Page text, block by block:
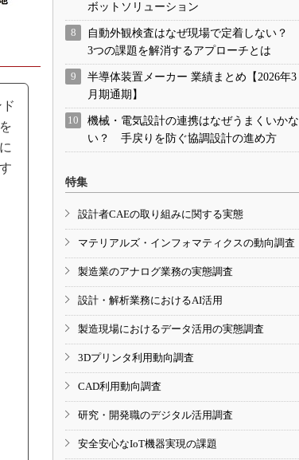
ボットソリューション
自動外観検査はなぜ現場で定着しない？
3つの課題を解消するアプローチとは
半導体装置メーカー 業績まとめ【2026年3
月期通期】
機械・電気設計の連携はなぜうまくいかな
い？ 手戻りを防ぐ協調設計の進め方
特集
設計者CAEの取り組みに関する実態
マテリアルズ・インフォマティクスの動向調査
製造業のアナログ業務の実態調査
設計・解析業務におけるAI活用
製造現場におけるデータ活用の実態調査
3Dプリンタ利用動向調査
CAD利用動向調査
研究・開発職のデジタル活用調査
安全安心なIoT機器実現の課題